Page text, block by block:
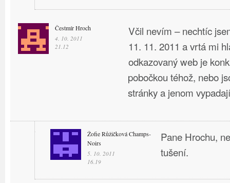
Čestmír Hroch
4. 10. 2011
21.12
Včil nevím – nechtíc
11. 11. 2011 a vrtá mi
odkazovaný web je
pobočkou téhož, nebo
stránky a jenom
Žofie Růžičková Champs-
Noirs
5. 10. 2011
16.19
Pane Hrochu,
tušení.